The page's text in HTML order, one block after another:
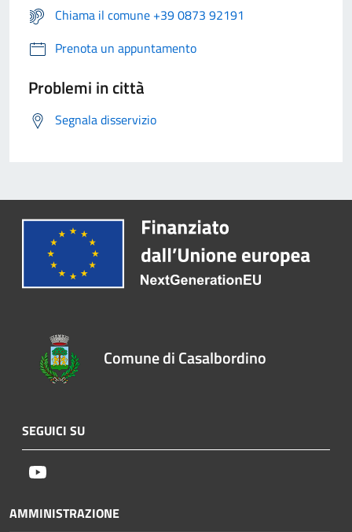
Chiama il comune +39 0873 92191
Prenota un appuntamento
Problemi in città
Segnala disservizio
Comune di Casalbordino
SEGUICI SU
AMMINISTRAZIONE